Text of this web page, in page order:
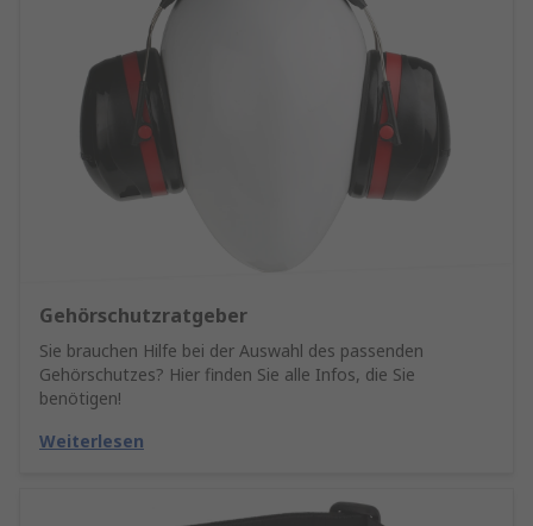
Gehörschutzratgeber
Sie brauchen Hilfe bei der Auswahl des passenden
Gehörschutzes? Hier finden Sie alle Infos, die Sie
benötigen!
Weiterlesen